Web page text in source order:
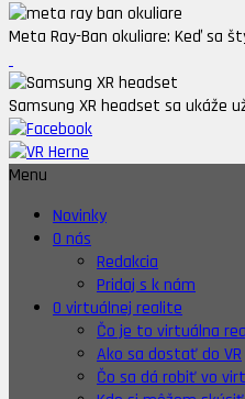
Meta Ray-Ban okuliare: Keď sa
Samsung XR headset sa ukáže
Menu
Novinky
O nás
Redakcia
Pridaj s k nám
O virtuálnej realite
Čo je to virtuálna
Ako sa dostať do VR
Čo sa dá robiť vo